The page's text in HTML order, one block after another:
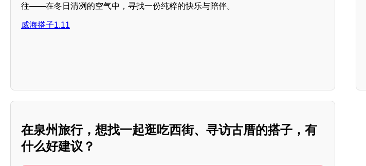
往——在冬日清冽的空气中，寻找一份纯粹的快乐与陪伴。
威海搭子1.11
在泉州旅行，想找一起逛吃西街、寻访古厝的搭子，有
什么好建议？